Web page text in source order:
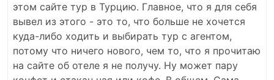
этом сайте тур в Турцию. Главное, что я для себя
вывел из этого - это то, что больше не хочется
куда-либо ходить и выбирать тур с агентом,
потому что ничего нового, чем то, что я прочитаю
на сайте об отеле я не получу. Ну может пару